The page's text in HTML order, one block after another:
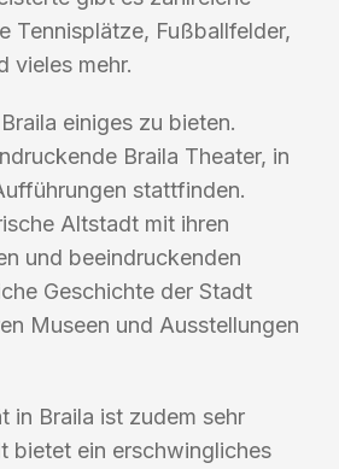
Tennisplätze, Fußballfelder,
vieles mehr.
einiges zu bieten.
Braila Theater, in
stattfinden.
Altstadt mit ihren
und beeindruckenden
Geschichte der Stadt
Museen und Ausstellungen
in Braila ist zudem sehr
bietet ein erschwingliches